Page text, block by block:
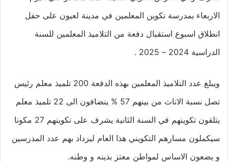
الاربعاء بمدرسة تكوين المعلمين في مدينة لعيون على حفل
انطلاق اسبوع استقبال دفعة من التلاميذ المعلمين للسنة
الدراسية 2024 – 2025 .
ويبلغ عدد التلاميذ المعلمين بهذه الدفعة 200 تلميذ معلم رئيس
تصل نسبة الاناث من بينهم 57 % ينضافون الى 22 تلميذ معلم
يتلقون تكوينهم في السنة الثانية يشرف على تكوينهم 27 مكونا
سيكملون مسارهم التكويني هذا العام ليزداد بهم عدد المدرسين
و يضعون الاساس لمواطن معتز بدينه و وطنه.